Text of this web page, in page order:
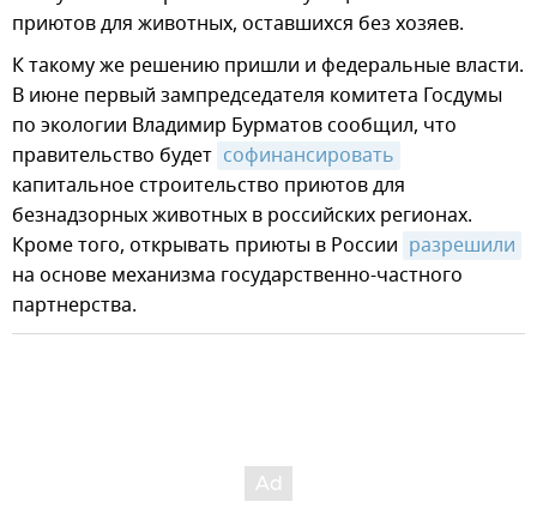
приютов для животных, оставшихся без хозяев.
К такому же решению пришли и федеральные власти.
В июне первый зампредседателя комитета Госдумы
по экологии Владимир Бурматов сообщил, что
правительство будет софинансировать
капитальное строительство приютов для
безнадзорных животных в российских регионах.
Кроме того, открывать приюты в России разрешили
на основе механизма государственно-частного
партнерства.